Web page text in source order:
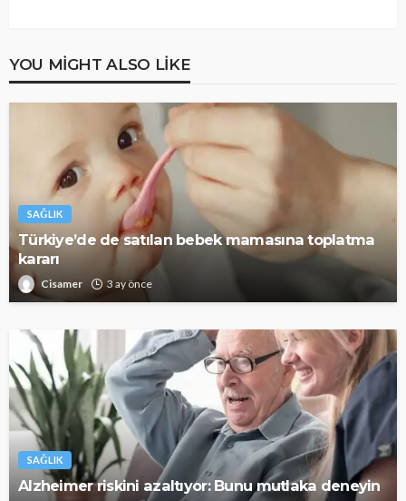
YOU MIGHT ALSO LIKE
SAĞLIK
Türkiye’de de satılan bebek mamasına toplatma
kararı
Cisamer 3 ay önce
SAĞLIK
Alzheimer riskini azaltıyor: Bunu mutlaka deneyin